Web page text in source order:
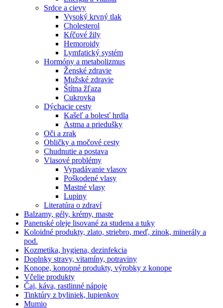
Srdce a cievy
Vysoký krvný tlak
Cholesterol
Kŕčové žily
Hemoroidy
Lymfatický systém
Hormóny a metabolizmus
Ženské zdravie
Mužské zdravie
Štítna žľaza
Cukrovka
Dýchacie cesty
Kašeľ a bolesť hrdla
Astma a priedušky
Oči a zrak
Obličky a močové cesty
Chudnutie a postava
Vlasové problémy
Vypadávanie vlasov
Poškodené vlasy
Mastné vlasy
Lupiny
Literatúra o zdraví
Balzamy, gély, krémy, maste
Panenské oleje lisované za studena a tuky
Koloidné produkty, zlato, striebro, meď, zinok, minerály a
pod.
Kozmetika, hygiena, dezinfekcia
Doplnky stravy, vitamíny, potraviny
Konope, konopné produkty, výrobky z konope
Včelie produkty
Čaj, káva, rastlinné nápoje
Tinktúry z byliniek, lupienkov
Mumio